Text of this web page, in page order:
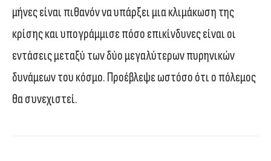
μήνες είναι πιθανόν να υπάρξει μια κλιμάκωση της
κρίσης και υπογράμμισε πόσο επικίνδυνες είναι οι
εντάσεις μεταξύ των δύο μεγαλύτερων πυρηνικών
δυνάμεων του κόσμο. Προέβλεψε ωστόσο ότι ο πόλεμος
θα συνεχιστεί.